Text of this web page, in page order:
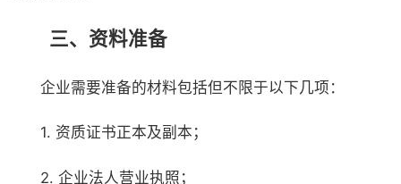
三、资料准备
企业需要准备的材料包括但不限于以下几项：
1. 资质证书正本及副本；
2. 企业法人营业执照；